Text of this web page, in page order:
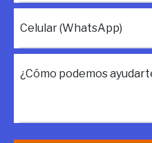
Celular (WhatsApp)
¿Cómo podemos